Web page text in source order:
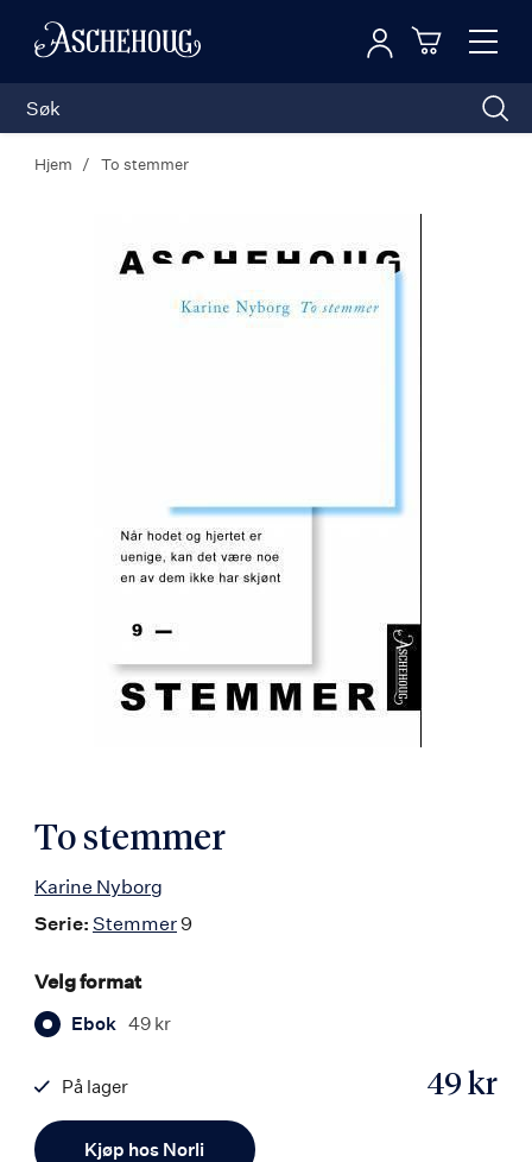
Toggle
Logg inn
Hjem To stemmer
To stemmer
Karine Nyborg
Serie: Stemmer9
Velg format
Ebok 49 kr
Kjøp hos Norli
49 kr
På lager
9788203356247